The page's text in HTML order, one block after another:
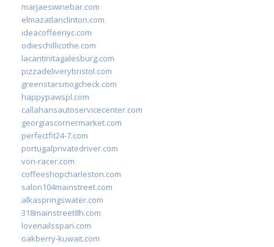
marjaeswinebar.com
elmazatlanclinton.com
ideacoffeenyc.com
odieschillicothe.com
lacantinitagalesburg.com
pizzadeliverybristol.com
greenstarsmogcheck.com
happypawspl.com
callahansautoservicecenter.com
georgiascornermarket.com
perfectfit24-7.com
portugalprivatedriver.com
von-racer.com
coffeeshopcharleston.com
salon104mainstreet.com
alkaspringswater.com
318mainstreet8h.com
lovenailsspari.com
oakberry-kuwait.com